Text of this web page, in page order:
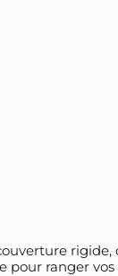
rigide,
pour ranger vos